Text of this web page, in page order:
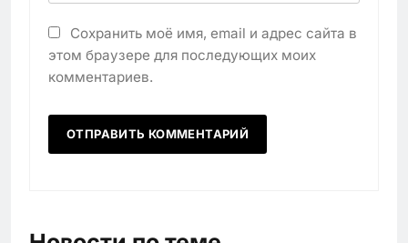
Сохранить моё имя, email и адрес сайта в
этом браузере для последующих моих
комментариев.